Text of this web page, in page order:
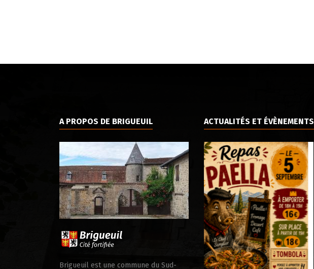
A PROPOS DE BRIGUEUIL
Brigueuil est une commune du Sud-
ACTUALITÉS ET ÉVÈNEMENTS